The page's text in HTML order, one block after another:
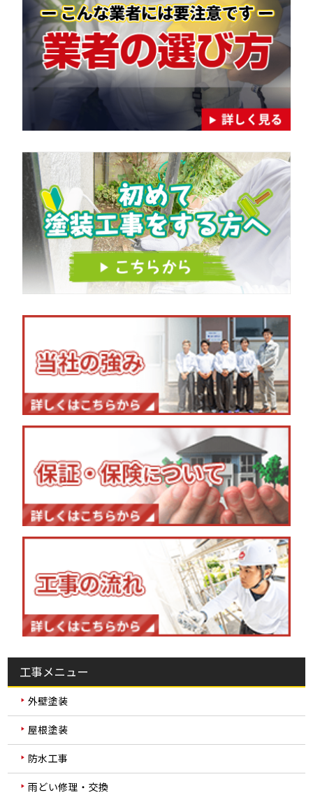
工事メニュー
外壁塗装
屋根塗装
防水工事
雨どい修理・交換